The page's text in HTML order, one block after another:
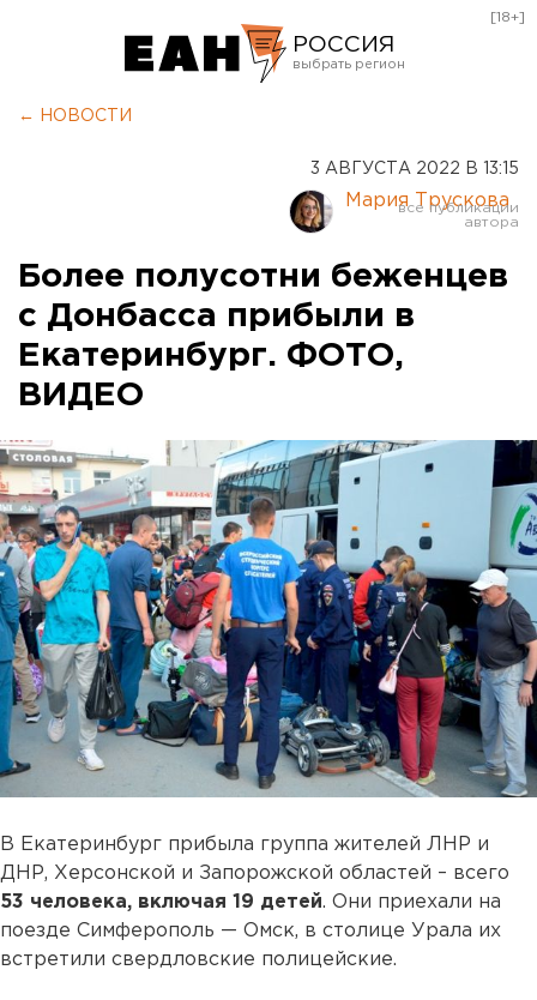
РОССИЯ
Курган
Оренбург
[18+]
← НОВОСТИ
3 АВГУСТА 2022 В 13:15
Мария Трускова
Более полусотни беженцев
с Донбасса прибыли в
Екатеринбург. ФОТО,
ВИДЕО
В Екатеринбург прибыла группа жителей ЛНР и
ДНР, Херсонской и Запорожской областей – всего
53 человека, включая 19 детей. Они приехали на
поезде Симферополь — Омск, в столице Урала их
встретили свердловские полицейские.